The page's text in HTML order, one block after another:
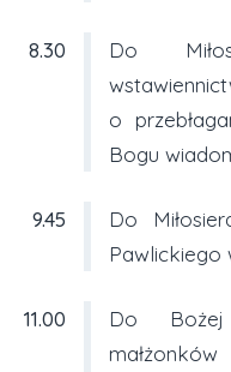
8.30
Do
o
Bogu
9.45
Do
Pawlickiego
11.00
Do